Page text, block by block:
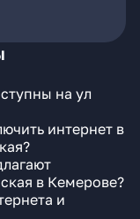
на ул
интернет в
в Кемерове?
и